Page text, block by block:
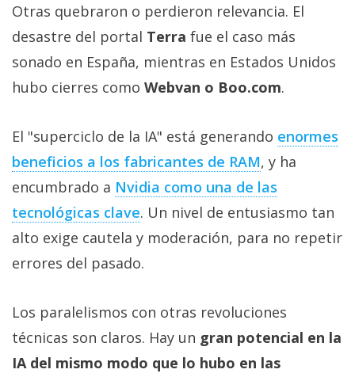
Otras quebraron o perdieron relevancia. El
desastre del portal Terra fue el caso más
sonado en España, mientras en Estados Unidos
hubo cierres como Webvan o Boo.com.
El "superciclo de la IA" está generando enormes
beneficios a los fabricantes de RAM‎, y ha
encumbrado a Nvidia como una de las
tecnológicas clave‎. Un nivel de entusiasmo tan
alto exige cautela y moderación, para no repetir
errores del pasado.
Los paralelismos con otras revoluciones
técnicas son claros. Hay un gran potencial en la
IA del mismo modo que lo hubo en las